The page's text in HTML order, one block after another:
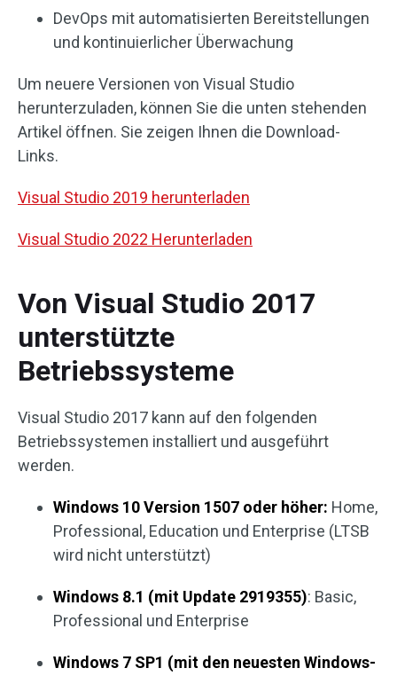
DevOps mit automatisierten Bereitstellungen
und kontinuierlicher Überwachung
Um neuere Versionen von Visual Studio
herunterzuladen, können Sie die unten stehenden
Artikel öffnen. Sie zeigen Ihnen die Download-
Links.
Visual Studio 2019 herunterladen
Visual Studio 2022 Herunterladen
Von Visual Studio 2017
unterstützte
Betriebssysteme
Visual Studio 2017 kann auf den folgenden
Betriebssystemen installiert und ausgeführt
werden.
Windows 10 Version 1507 oder höher: Home,
Professional, Education und Enterprise (LTSB
wird nicht unterstützt)
Windows 8.1 (mit Update 2919355): Basic,
Professional und Enterprise
Windows 7 SP1 (mit den neuesten Windows-